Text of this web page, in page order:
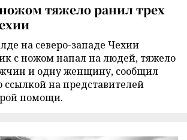
тяжело ранил трех
на северо-западе Чехии
с ножом напал на людей, тяжело
и одну женщину, сообщил
ссылкой на представителей
помощи.